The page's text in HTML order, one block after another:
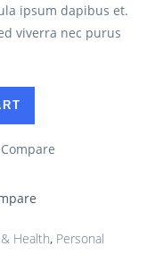
ipsum dapibus et.
viverra nec purus
Compare
Health, Personal